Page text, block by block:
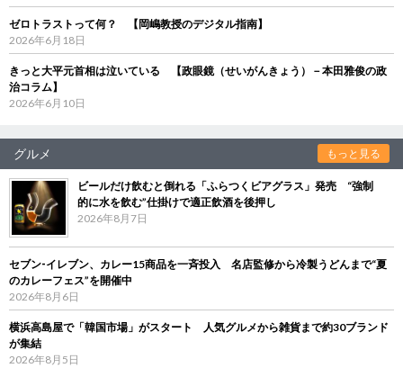
ゼロトラストって何？ 【岡嶋教授のデジタル指南】
2026年6月18日
きっと大平元首相は泣いている 【政眼鏡（せいがんきょう）－本田雅俊の政
治コラム】
2026年6月10日
グルメ もっと見る
ビールだけ飲むと倒れる「ふらつくビアグラス」発売 “強制
的に水を飲む”仕掛けで適正飲酒を後押し
2026年8月7日
セブン‐イレブン、カレー15商品を一斉投入 名店監修から冷製うどんまで“夏
のカレーフェス”を開催中
2026年8月6日
横浜高島屋で「韓国市場」がスタート 人気グルメから雑貨まで約30ブランド
が集結
2026年8月5日